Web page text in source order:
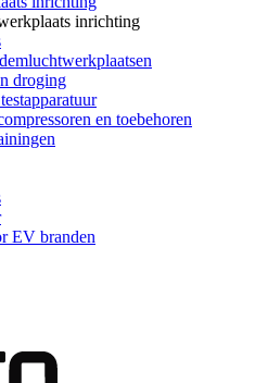
inrichting
droging
en toebehoren
EV branden